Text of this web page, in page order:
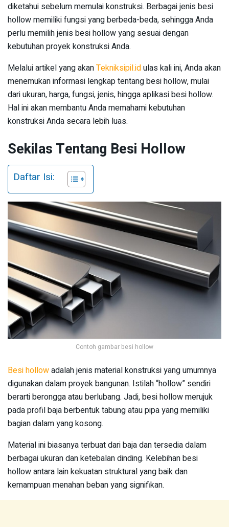
diketahui sebelum memulai konstruksi. Berbagai jenis besi
hollow memiliki fungsi yang berbeda-beda, sehingga Anda
perlu memilih jenis besi hollow yang sesuai dengan
kebutuhan proyek konstruksi Anda.
Melalui artikel yang akanTekniksipil.idulas kali ini, Anda akan
menemukan informasi lengkap tentang besi hollow, mulai
dari ukuran, harga, fungsi, jenis, hingga aplikasi besi hollow.
Hal ini akan membantu Anda memahami kebutuhan
konstruksi Anda secara lebih luas.
Sekilas Tentang Besi Hollow
Daftar Isi:
Contoh gambar besi hollow
Besi hollowadalah jenis material konstruksi yang umumnya
digunakan dalam proyek bangunan. Istilah “hollow” sendiri
berarti berongga atau berlubang. Jadi, besi hollow merujuk
pada profil baja berbentuk tabung atau pipa yang memiliki
bagian dalam yang kosong.
Material ini biasanya terbuat dari baja dan tersedia dalam
berbagai ukuran dan ketebalan dinding. Kelebihan besi
hollow antara lain kekuatan struktural yang baik dan
kemampuan menahan beban yang signifikan.